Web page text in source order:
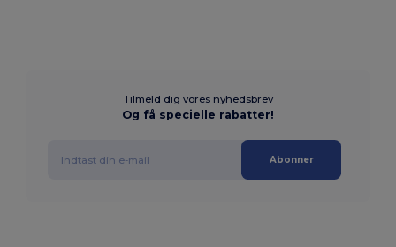
Tilmeld dig vores nyhedsbrev
Og få specielle rabatter!
Abonner